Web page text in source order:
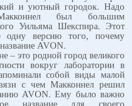
и уютный городок. Надо
был большим
Уильяма Шекспира. Этот
одну версию того, почему
AVON.
– это родной город великого
вокруг лаборатории в
собой виды малой
с чем Макконнел решил
AVON. Ему было важно